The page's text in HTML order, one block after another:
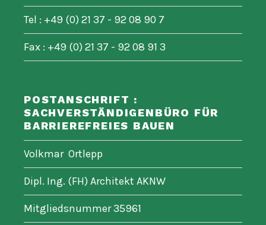
Tel : +49 (0) 21 37 - 92 08 90 7
Fax : +49 (0) 21 37 - 92 08 91 3
POSTANSCHRIFT :
SACHVERSTÄNDIGENBÜRO FÜR
BARRIEREFREIES BAUEN
Volkmar Ortlepp
Dipl. Ing. (FH) Architekt AKNW
Mitgliedsnummer 35961